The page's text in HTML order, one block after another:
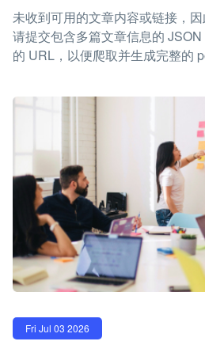
未收到可用的文章内容或链接，因
请提交包含多篇文章信息的
的 URL，以便爬取并生成完整的
Fri Jul 03 2026